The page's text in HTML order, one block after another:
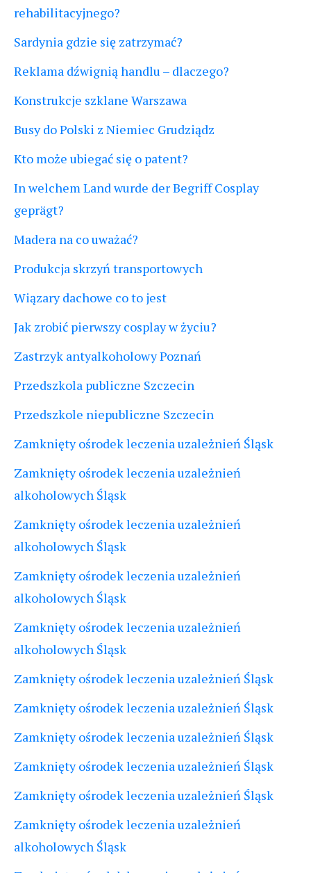
rehabilitacyjnego?
Sardynia gdzie się zatrzymać?
Reklama dźwignią handlu – dlaczego?
Konstrukcje szklane Warszawa
Busy do Polski z Niemiec Grudziądz
Kto może ubiegać się o patent?
In welchem Land wurde der Begriff Cosplay
geprägt?
Madera na co uważać?
Produkcja skrzyń transportowych
Wiązary dachowe co to jest
Jak zrobić pierwszy cosplay w życiu?
Zastrzyk antyalkoholowy Poznań
Przedszkola publiczne Szczecin
Przedszkole niepubliczne Szczecin
Zamknięty ośrodek leczenia uzależnień Śląsk
Zamknięty ośrodek leczenia uzależnień
alkoholowych Śląsk
Zamknięty ośrodek leczenia uzależnień
alkoholowych Śląsk
Zamknięty ośrodek leczenia uzależnień
alkoholowych Śląsk
Zamknięty ośrodek leczenia uzależnień
alkoholowych Śląsk
Zamknięty ośrodek leczenia uzależnień Śląsk
Zamknięty ośrodek leczenia uzależnień Śląsk
Zamknięty ośrodek leczenia uzależnień Śląsk
Zamknięty ośrodek leczenia uzależnień Śląsk
Zamknięty ośrodek leczenia uzależnień Śląsk
Zamknięty ośrodek leczenia uzależnień
alkoholowych Śląsk